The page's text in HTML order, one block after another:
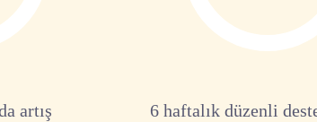
artış
6 haftalık düzenli